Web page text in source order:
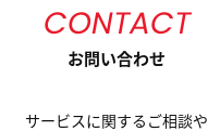
CONTACT
お問い合わせ
サービスに関するご相談や